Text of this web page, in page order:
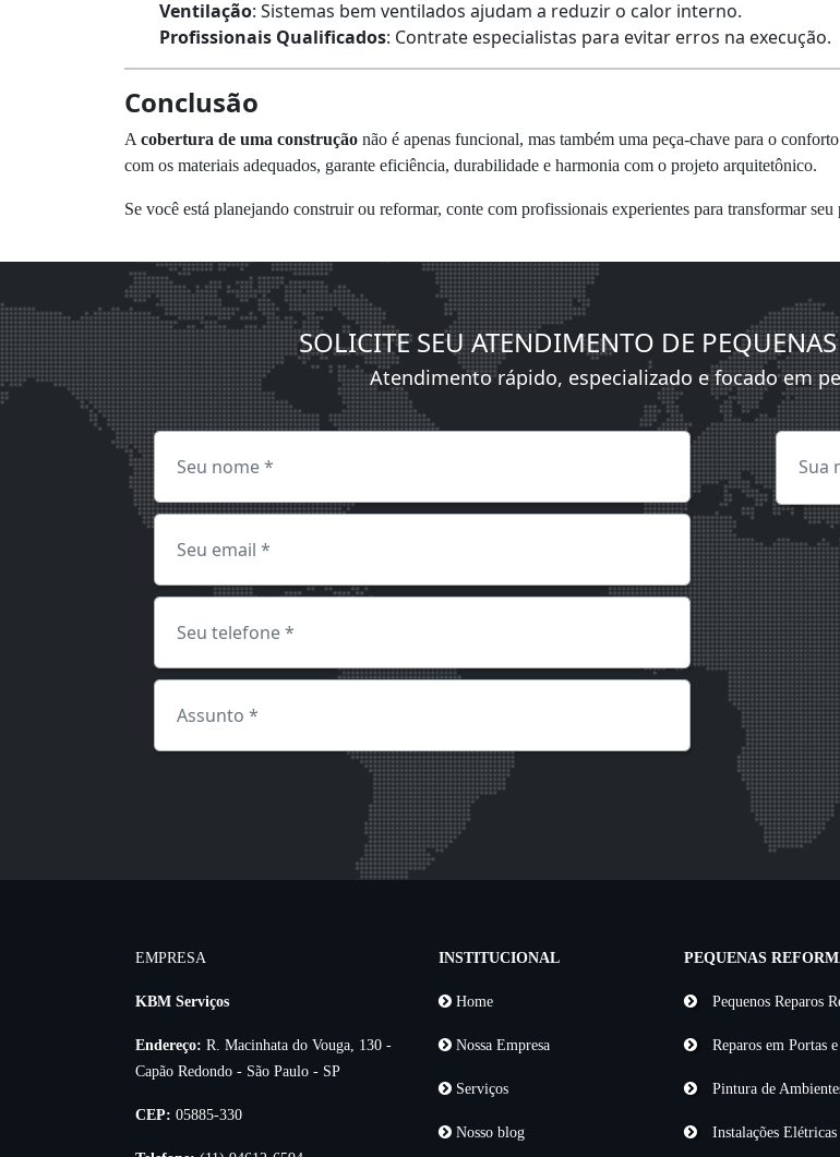
Ventilação: Sistemas bem ventilados ajudam a reduzir o calor interno.
Profissionais Qualificados: Contrate especialistas para evitar erros na execução.
Conclusão
A cobertura de uma construção não é apenas funcional, mas também uma peça-chave para o
com os materiais adequados, garante eficiência, durabilidade e harmonia com o projeto arquitetônico.
Se você está planejando construir ou reformar, conte com profissionais experientes para transformar
SOLICITE SEU ATENDIMENTO DE
Atendimento rápido, especializado e focado em
EMPRESA
KBM Serviços
Endereço: R. Macinhata do Vouga, 130 -
Capão Redondo - São Paulo - SP
CEP: 05885-330
INSTITUCIONAL
Home
Nossa Empresa
Serviços
Nosso blog
PEQUENAS
Pequenos Reparos
Reparos em Portas e
Pintura de
Instalações